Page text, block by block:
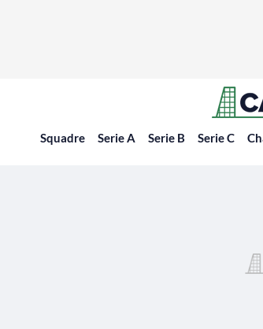
Squadre Serie A Serie B Serie C